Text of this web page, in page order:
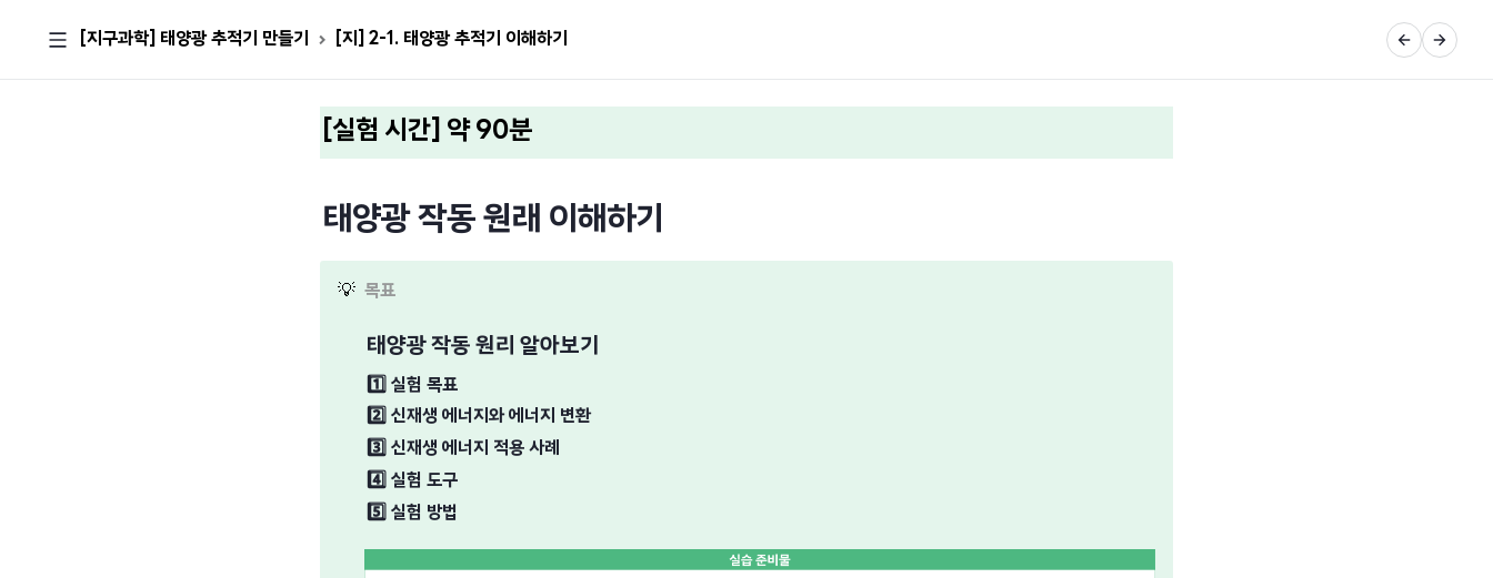
[지구과학] 태양광 추적기 만들기 [지] 2-1. 태양광 추적기 이해하기
[실험 시간] 약 90분
태양광 작동 원래 이해하기
💡 목표
태양광 작동 원리 알아보기
1️⃣ 실험 목표
2️⃣ 신재생 에너지와 에너지 변환
3️⃣ 신재생 에너지 적용 사례
4️⃣ 실험 도구
5️⃣ 실험 방법